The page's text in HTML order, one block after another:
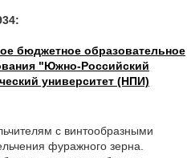
бюджетное образовательное
"Южно-Российский
университет (НПИ)
с винтообразными
фуражного зерна.